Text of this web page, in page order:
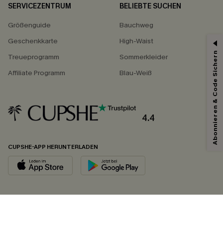
SERVICEZENTRUM
Größenguide
Geschenkkarte
Treueprogramm
Affiliate Programm
BELIEBTE SUCHEN
Bauchweg
High-Waist
Sommerkleider
Blau-Weiß
4.4
CUPSHE-APP HERUNTERLADEN
Abonnieren & Code Sichern